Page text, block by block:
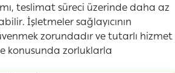
teslimat süreci üzerinde daha az
İşletmeler sağlayıcının
zorundadır ve tutarlı hizmet
konusunda zorluklarla